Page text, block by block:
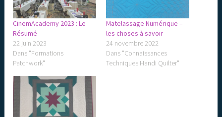
CinemAcademy 2023 : Le
Résumé
22 juin 2023
Dans "Formations
Patchwork"
Matelassage Numérique –
les choses à savoir
24 novembre 2022
Dans "Connaissances
Techniques Handi Quilter"